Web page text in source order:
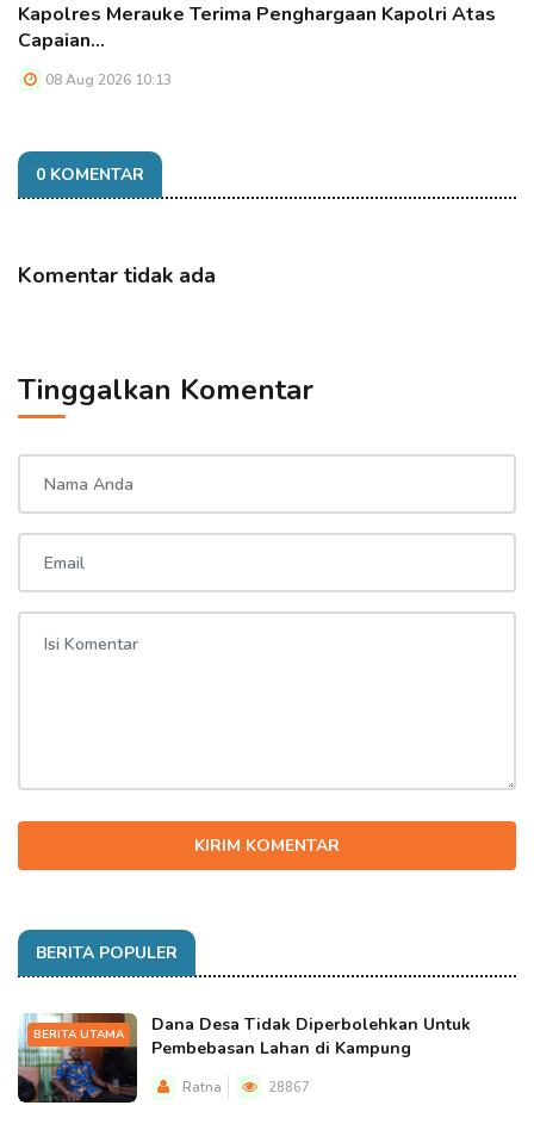
Kapolres Merauke Terima Penghargaan Kapolri Atas
Capaian…
08 Aug 2026 10:13
0 KOMENTAR
Komentar tidak ada
Tinggalkan Komentar
KIRIM KOMENTAR
BERITA POPULER
BERITA UTAMA
Dana Desa Tidak Diperbolehkan Untuk
Pembebasan Lahan di Kampung
Ratna 28867